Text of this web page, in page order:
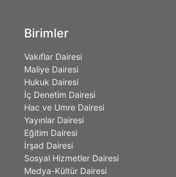
Birimler
Vakıflar Dairesi
Maliye Dairesi
Hukuk Dairesi
İç Denetim Dairesi
Hac ve Umre Dairesi
Yayınlar Dairesi
Eğitim Dairesi
İrşad Dairesi
Sosyal Hizmetler Dairesi
Medya-Kültür Dairesi